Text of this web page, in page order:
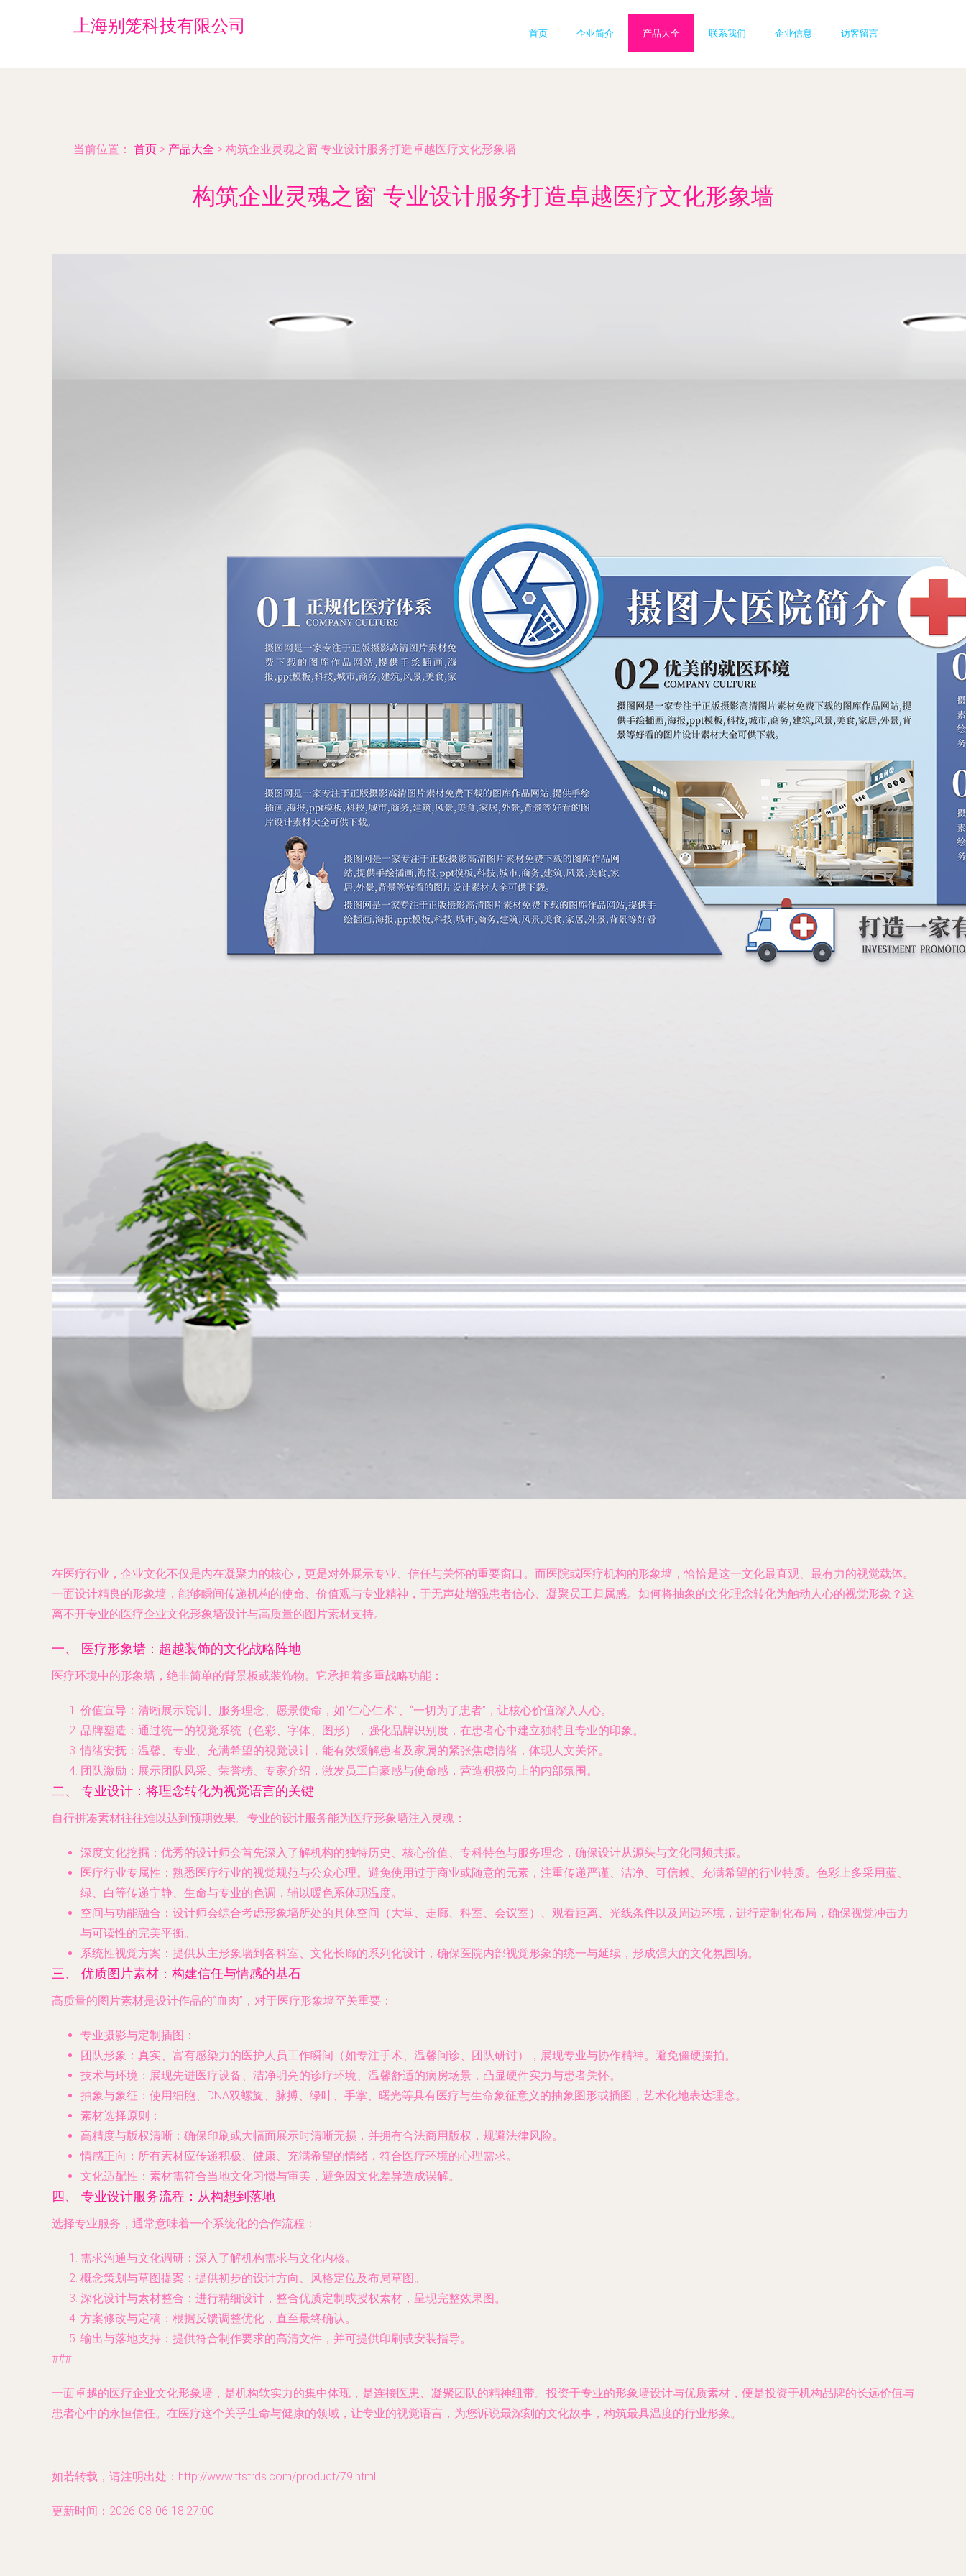
上海别笼科技有限公司 首页 企业简介 产品大全 联系我们 企业信息 访客留言
当前位置： 首页 > 产品大全 > 构筑企业灵魂之窗 专业设计服务打造卓越医疗文化形象墙
构筑企业灵魂之窗 专业设计服务打造卓越医疗文化形象墙
在医疗行业，企业文化不仅是内在凝聚力的核心，更是对外展示专业、信任与关怀的重要窗口。而医院或医疗机构的形象墙，恰恰是这一文化最直观、最有力的视觉载体。
一面设计精良的形象墙，能够瞬间传递机构的使命、价值观与专业精神，于无声处增强患者信心、凝聚员工归属感。如何将抽象的文化理念转化为触动人心的视觉形象？这
离不开专业的医疗企业文化形象墙设计与高质量的图片素材支持。
一、 医疗形象墙：超越装饰的文化战略阵地
医疗环境中的形象墙，绝非简单的背景板或装饰物。它承担着多重战略功能：
价值宣导 ：清晰展示院训、服务理念、愿景使命，如“仁心仁术”、“一切为了患者”，让核心价值深入人心。
品牌塑造 ：通过统一的视觉系统（色彩、字体、图形），强化品牌识别度，在患者心中建立独特且专业的印象。
情绪安抚 ：温馨、专业、充满希望的视觉设计，能有效缓解患者及家属的紧张焦虑情绪，体现人文关怀。
团队激励 ：展示团队风采、荣誉榜、专家介绍，激发员工自豪感与使命感，营造积极向上的内部氛围。
二、 专业设计：将理念转化为视觉语言的关键
自行拼凑素材往往难以达到预期效果。专业的设计服务能为医疗形象墙注入灵魂：
深度文化挖掘 ：优秀的设计师会首先深入了解机构的独特历史、核心价值、专科特色与服务理念，确保设计从源头与文化同频共振。
医疗行业专属性 ：熟悉医疗行业的视觉规范与公众心理。避免使用过于商业或随意的元素，注重传递严谨、洁净、可信赖、充满希望的行业特质。色彩上多采用蓝、
绿、白等传递宁静、生命与专业的色调，辅以暖色系体现温度。
空间与功能融合 ：设计师会综合考虑形象墙所处的具体空间（大堂、走廊、科室、会议室）、观看距离、光线条件以及周边环境，进行定制化布局，确保视觉冲击力
与可读性的完美平衡。
系统性视觉方案 ：提供从主形象墙到各科室、文化长廊的系列化设计，确保医院内部视觉形象的统一与延续，形成强大的文化氛围场。
三、 优质图片素材：构建信任与情感的基石
高质量的图片素材是设计作品的“血肉”，对于医疗形象墙至关重要：
专业摄影与定制插图 ：
团队形象 ：真实、富有感染力的医护人员工作瞬间（如专注手术、温馨问诊、团队研讨），展现专业与协作精神。避免僵硬摆拍。
技术与环境 ：展现先进医疗设备、洁净明亮的诊疗环境、温馨舒适的病房场景，凸显硬件实力与患者关怀。
抽象与象征 ：使用细胞、DNA双螺旋、脉搏、绿叶、手掌、曙光等具有医疗与生命象征意义的抽象图形或插图，艺术化地表达理念。
素材选择原则 ：
高精度与版权清晰 ：确保印刷或大幅面展示时清晰无损，并拥有合法商用版权，规避法律风险。
情感正向 ：所有素材应传递积极、健康、充满希望的情绪，符合医疗环境的心理需求。
文化适配性 ：素材需符合当地文化习惯与审美，避免因文化差异造成误解。
四、 专业设计服务流程：从构想到落地
选择专业服务，通常意味着一个系统化的合作流程：
需求沟通与文化调研 ：深入了解机构需求与文化内核。
概念策划与草图提案 ：提供初步的设计方向、风格定位及布局草图。
深化设计与素材整合 ：进行精细设计，整合优质定制或授权素材，呈现完整效果图。
方案修改与定稿 ：根据反馈调整优化，直至最终确认。
输出与落地支持 ：提供符合制作要求的高清文件，并可提供印刷或安装指导。
###
一面卓越的医疗企业文化形象墙，是机构软实力的集中体现，是连接医患、凝聚团队的精神纽带。投资于专业的形象墙设计与优质素材，便是投资于机构品牌的长远价值与
患者心中的永恒信任。在医疗这个关乎生命与健康的领域，让专业的视觉语言，为您诉说最深刻的文化故事，构筑最具温度的行业形象。
如若转载，请注明出处：http://www.ttstrds.com/product/79.html
更新时间：2026-08-06 18:27:00